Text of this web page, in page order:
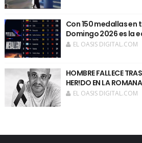
Con 150 medallas
Domingo 2026 es la
EL OASIS DIGITAL.COM
HOMBRE FALLECE
HER!DO EN LA
EL OASIS DIGITAL.COM